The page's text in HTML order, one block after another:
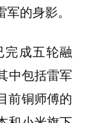
的身影。
成五轮融
中包括雷军
前铜师傅的